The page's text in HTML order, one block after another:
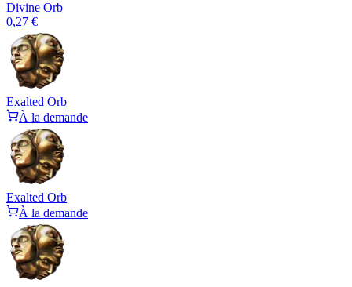
Divine Orb
0,27 €
Exalted Orb
À la demande
Exalted Orb
À la demande